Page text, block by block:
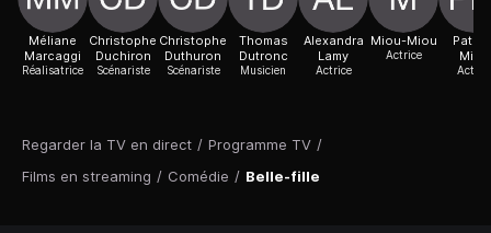
Regarder la TV en direct / Programme TV /
Films en streaming / Comédie / Belle-fille
Méliane
Marcaggi
Réalisatrice
Christophe
Duchiron
Scénariste
Christophe
Duthuron
Scénariste
Thomas
Dutronc
Musicien
Alexandra
Lamy
Actrice
Miou-Miou
Actrice
Mille
Acteur